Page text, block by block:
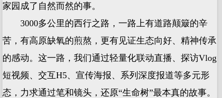
家园成了自然而然的事。
3000多公里的西行之路，一路上有道路颠簸的辛
苦，有高原缺氧的煎熬，更有见证生态向好、精神传承
的感动。这一路，我们通过轻量化联动直播、探访Vlog
短视频、交互H5、宣传海报、系列深度报道等多元形
态，力求通过笔和镜头，还原“生命树”最本真的故事。